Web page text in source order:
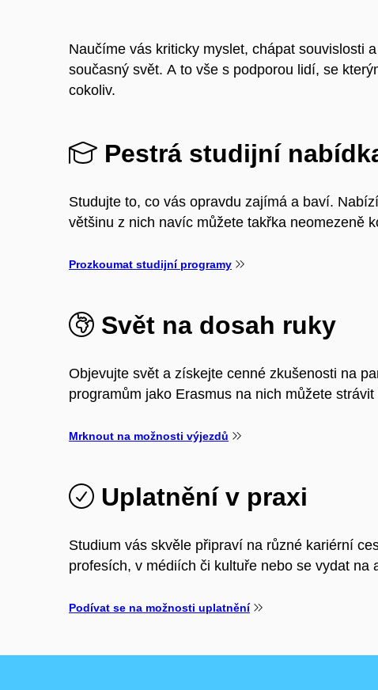
Naučíme vás kriticky myslet, chápat souvislosti
současný svět. A to vše s podporou lidí, se
cokoliv.
Pestrá studijní
Studujte to, co vás opravdu zajímá a baví.
většinu z nich navíc můžete takřka neomezeně
Prozkoumat studijní programy
Svět na dosah ruky
Objevujte svět a získejte cenné zkušenosti na
programům jako Erasmus na nich můžete strávit
Mrknout na možnosti výjezdů
Uplatnění v praxi
Studium vás skvěle připraví na různé kariérní
profesích, v médiích či kultuře nebo se vydat na
Podívat se na možnosti uplatnění